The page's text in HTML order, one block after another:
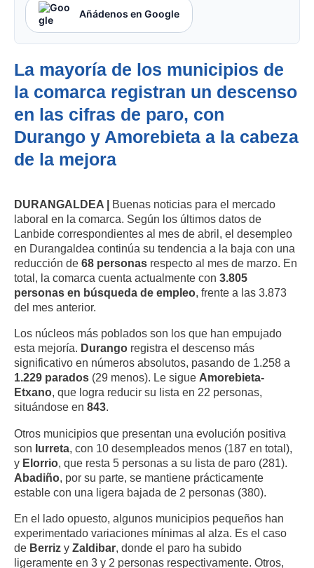
Añádenos en Google
La mayoría de los municipios de
la comarca registran un descenso
en las cifras de paro, con
Durango y Amorebieta a la cabeza
de la mejora
DURANGALDEA | Buenas noticias para el mercado
laboral en la comarca. Según los últimos datos de
Lanbide correspondientes al mes de abril, el desempleo
en Durangaldea continúa su tendencia a la baja con una
reducción de 68 personas respecto al mes de marzo. En
total, la comarca cuenta actualmente con 3.805
personas en búsqueda de empleo, frente a las 3.873
del mes anterior.
Los núcleos más poblados son los que han empujado
esta mejoría. Durango registra el descenso más
significativo en números absolutos, pasando de 1.258 a
1.229 parados (29 menos). Le sigue Amorebieta-
Etxano, que logra reducir su lista en 22 personas,
situándose en 843.
Otros municipios que presentan una evolución positiva
son Iurreta , con 10 desempleados menos (187 en total),
y Elorrio , que resta 5 personas a su lista de paro (281).
Abadiño , por su parte, se mantiene prácticamente
estable con una ligera bajada de 2 personas (380).
En el lado opuesto, algunos municipios pequeños han
experimentado variaciones mínimas al alza. Es el caso
de Berriz y Zaldibar, donde el paro ha subido
ligeramente en 3 y 2 personas respectivamente. Otros,